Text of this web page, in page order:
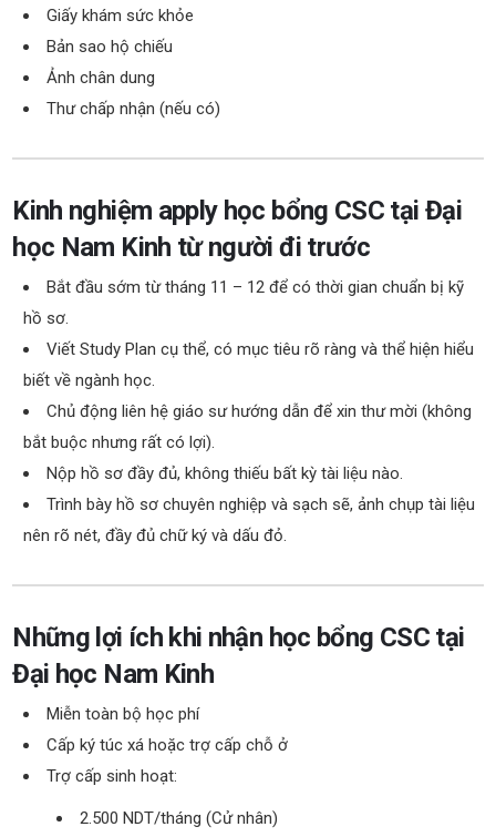
Giấy khám sức khỏe
Bản sao hộ chiếu
Ảnh chân dung
Thư chấp nhận (nếu có)
Kinh nghiệm apply học bổng CSC tại Đại
học Nam Kinh từ người đi trước
Bắt đầu sớm từ tháng 11 – 12 để có thời gian chuẩn bị kỹ
hồ sơ.
Viết Study Plan cụ thể, có mục tiêu rõ ràng và thể hiện hiểu
biết về ngành học.
Chủ động liên hệ giáo sư hướng dẫn để xin thư mời (không
bắt buộc nhưng rất có lợi).
Nộp hồ sơ đầy đủ, không thiếu bất kỳ tài liệu nào.
Trình bày hồ sơ chuyên nghiệp và sạch sẽ, ảnh chụp tài liệu
nên rõ nét, đầy đủ chữ ký và dấu đỏ.
Những lợi ích khi nhận học bổng CSC tại
Đại học Nam Kinh
Miễn toàn bộ học phí
Cấp ký túc xá hoặc trợ cấp chỗ ở
Trợ cấp sinh hoạt:
2.500 NDT/tháng (Cử nhân)